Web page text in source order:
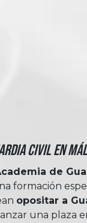
Civil en
de
formación
opositar a
una plaza